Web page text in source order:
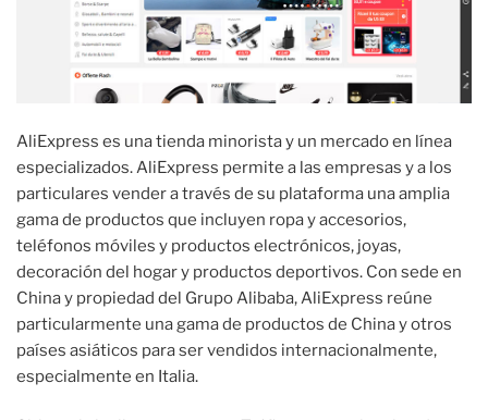
AliExpress es una tienda minorista y un mercado en línea
especializados. AliExpress permite a las empresas y a los
particulares vender a través de su plataforma una amplia
gama de productos que incluyen ropa y accesorios,
teléfonos móviles y productos electrónicos, joyas,
decoración del hogar y productos deportivos. Con sede en
China y propiedad del Grupo Alibaba, AliExpress reúne
particularmente una gama de productos de China y otros
países asiáticos para ser vendidos internacionalmente,
especialmente en Italia.